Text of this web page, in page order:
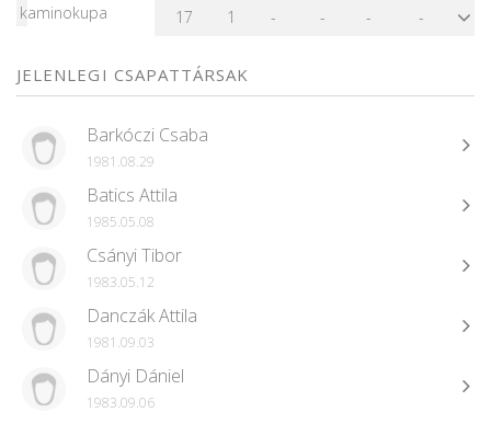
kaminokupa
17 1 - - - -
JELENLEGI CSAPATTÁRSAK
Barkóczi Csaba
1981.08.29
Batics Attila
1985.05.08
Csányi Tibor
1983.05.12
Danczák Attila
1981.09.03
Dányi Dániel
1983.09.06